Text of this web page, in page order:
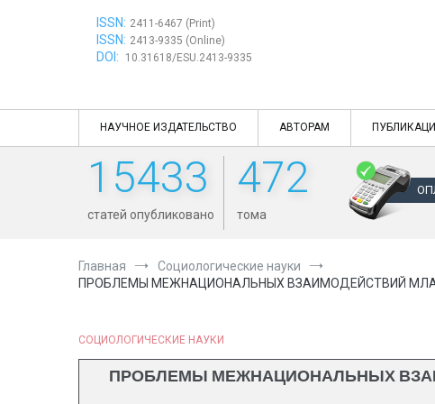
ISSN: 2411-6467 (Print)
ISSN: 2413-9335 (Online)
DOI: 10.31618/ESU.2413-9335
НАУЧНОЕ ИЗДАТЕЛЬСТВО АВТОРАМ
15433
статей опубликовано
472
тома
Главная
Социологические науки
ПРОБЛЕМЫ МЕЖНАЦИОНАЛЬНЫХ ВЗАИМОДЕЙСТВИЙ
СОЦИОЛОГИЧЕСКИЕ НАУКИ
ПРОБЛЕМЫ МЕЖНАЦИОНАЛЬНЫХ